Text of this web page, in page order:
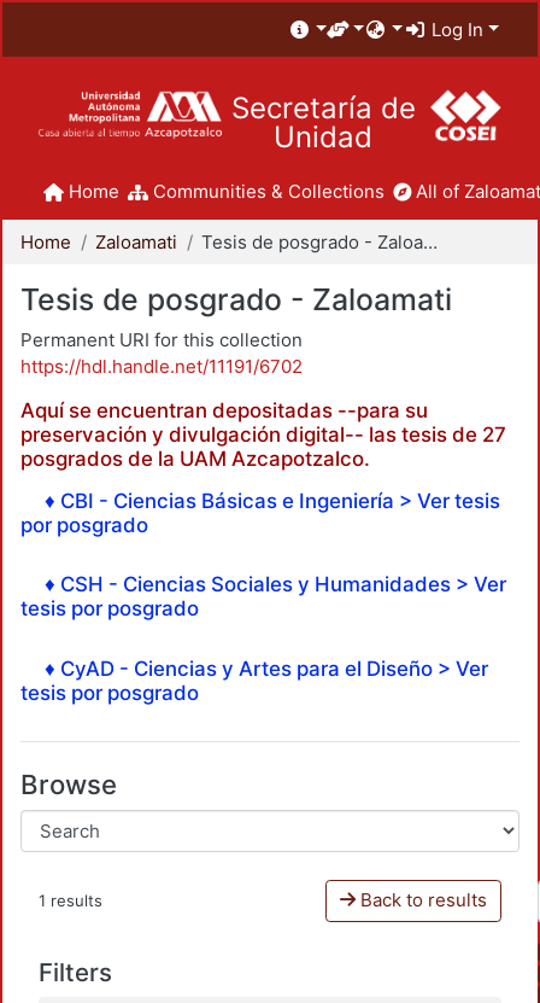
Log In
Secretaría de
Unidad
Home Communities & Collections All of
Home Zaloamati Tesis de posgrado - Zaloamati
Tesis de posgrado - Zaloamati
Permanent URI for this collection
https://hdl.handle.net/11191/6702
Aquí se encuentran depositadas --para su
preservación y divulgación digital-- las tesis de 27
posgrados de la UAM Azcapotzalco.
♦ CBI - Ciencias Básicas e Ingeniería > Ver tesis
por posgrado
♦ CSH - Ciencias Sociales y Humanidades > Ver
tesis por posgrado
♦ CyAD - Ciencias y Artes para el Diseño > Ver
tesis por posgrado
Browse
1 results Back to results
Filters